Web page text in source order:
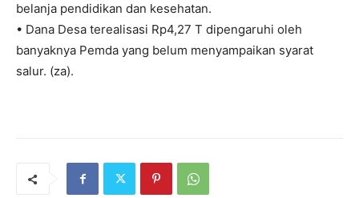
belanja pendidikan dan kesehatan.
• Dana Desa terealisasi Rp4,27 T dipengaruhi oleh
banyaknya Pemda yang belum menyampaikan syarat
salur. (za).